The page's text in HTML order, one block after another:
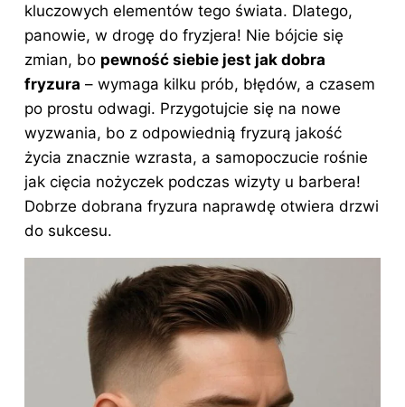
kluczowych elementów tego świata. Dlatego,
panowie, w drogę do fryzjera! Nie bójcie się
zmian, bo pewność siebie jest jak dobra
fryzura – wymaga kilku prób, błędów, a czasem
po prostu odwagi. Przygotujcie się na nowe
wyzwania, bo z odpowiednią fryzurą jakość
życia znacznie wzrasta, a samopoczucie rośnie
jak cięcia nożyczek podczas wizyty u barbera!
Dobrze dobrana fryzura naprawdę otwiera drzwi
do sukcesu.